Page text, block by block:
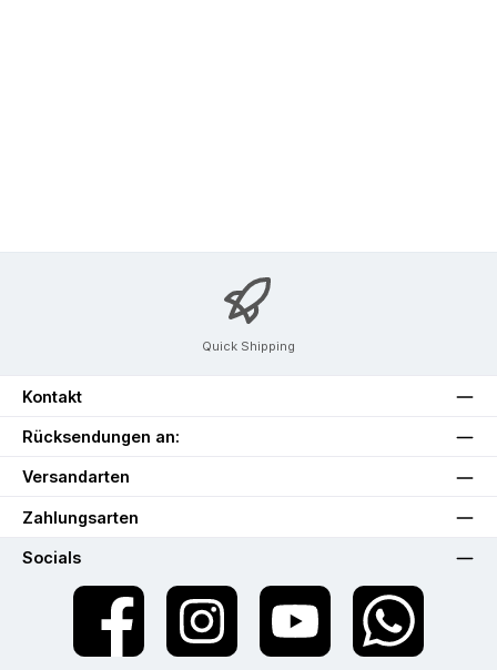
Quick Shipping
Kontakt
Rücksendungen an:
Versandarten
Zahlungsarten
Socials
Facebook Instagram YouTube WhatsApp